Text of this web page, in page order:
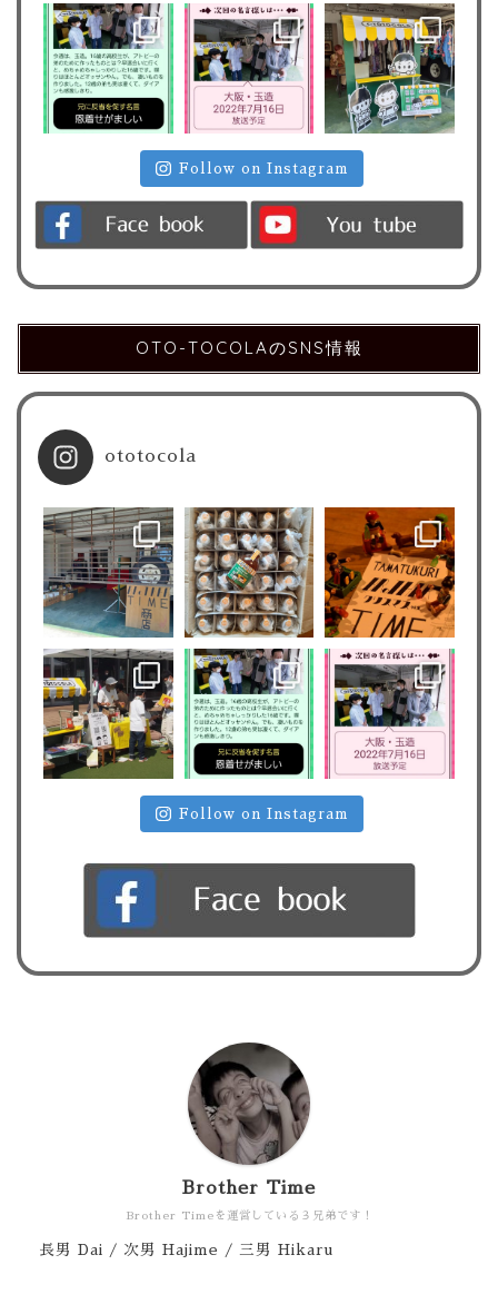
Follow on Instagram
OTO-TOCOLAのSNS情報
ototocola
Follow on Instagram
Brother Timeを運営している３兄弟です！
Brother Time
長男 Dai / 次男 Hajime / 三男 Hikaru